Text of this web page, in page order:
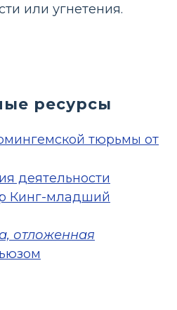
или угнетения.
ресурсы
тюрьмы от
деятельности
Кинг-младший
отложенная